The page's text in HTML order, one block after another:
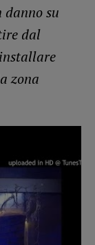
danno su
dal
zona